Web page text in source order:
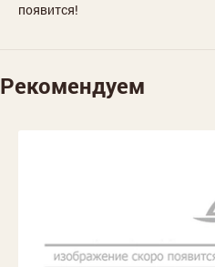
появится!
Рекомендуем